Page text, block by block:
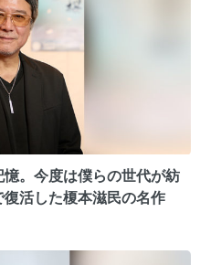
。今度は僕らの世代が紡
活した榎本滋民の名作